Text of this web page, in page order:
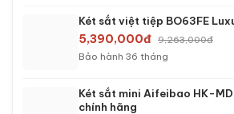
Két sắt việt tiệp BO63FE
5,390,000đ 9,263,000đ
Bảo hành 36 tháng
Két sắt mini Aifeibao HK-
chính hãng